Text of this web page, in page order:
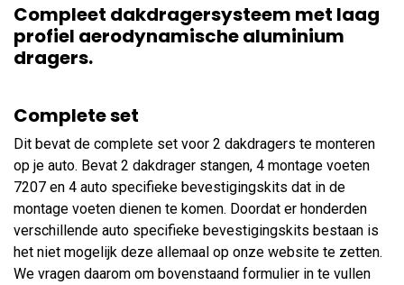
Compleet dakdragersysteem met laag
profiel aerodynamische aluminium
dragers.
Complete set
Dit bevat de complete set voor 2 dakdragers te monteren
op je auto. Bevat 2 dakdrager stangen, 4 montage voeten
7207 en 4 auto specifieke bevestigingskits dat in de
montage voeten dienen te komen. Doordat er honderden
verschillende auto specifieke bevestigingskits bestaan is
het niet mogelijk deze allemaal op onze website te zetten.
We vragen daarom om bovenstaand formulier in te vullen